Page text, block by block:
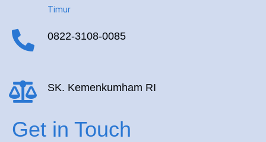
Timur
0822-3108-0085
SK. Kemenkumham RI
Get in Touch